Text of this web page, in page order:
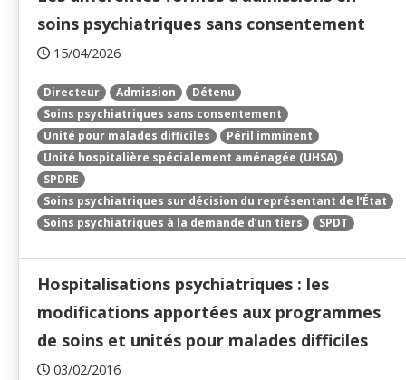
soins psychiatriques sans consentement
15/04/2026
Directeur Admission
Détenu
Soins psychiatriques sans consentement
Unité pour malades difficiles
Péril imminent
Unité hospitalière spécialement aménagée (UHSA)
SPDRE
Soins psychiatriques sur décision du représentant de l’État
Soins psychiatriques à la demande d’un tiers
SPDT
Hospitalisations psychiatriques : les
modifications apportées aux programmes
de soins et unités pour malades difficiles
03/02/2016